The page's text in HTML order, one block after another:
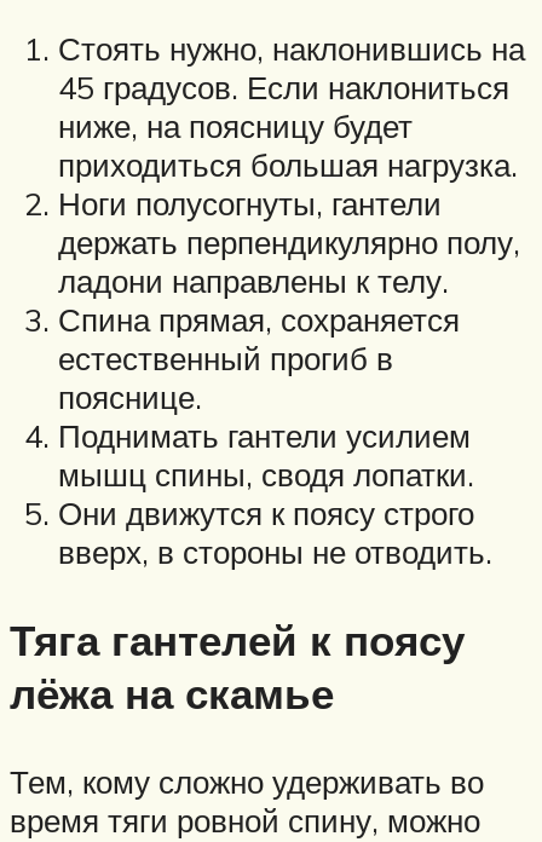
Стоять нужно, наклонившись на
45 градусов. Если наклониться
ниже, на поясницу будет
приходиться большая нагрузка.
Ноги полусогнуты, гантели
держать перпендикулярно полу,
ладони направлены к телу.
Спина прямая, сохраняется
естественный прогиб в
пояснице.
Поднимать гантели усилием
мышц спины, сводя лопатки.
Они движутся к поясу строго
вверх, в стороны не отводить.
Тяга гантелей к поясу
лёжа на скамье
Тем, кому сложно удерживать во
время тяги ровной спину, можно